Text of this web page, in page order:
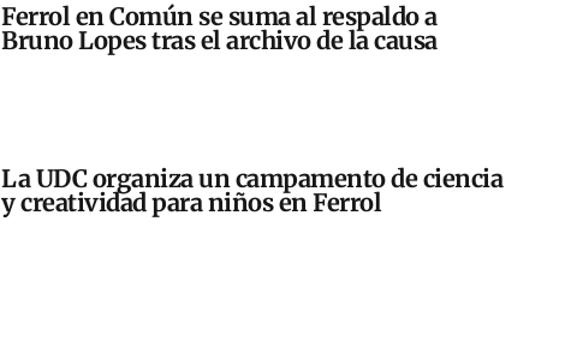
Ferrol en Común se suma al respaldo a
Bruno Lopes tras el archivo de la causa
La UDC organiza un campamento de ciencia
y creatividad para niños en Ferrol